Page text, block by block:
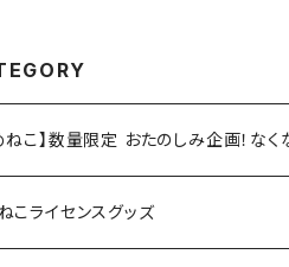
ねこ】数量限定 おたのしみ企画！な
こライセンスグッズ